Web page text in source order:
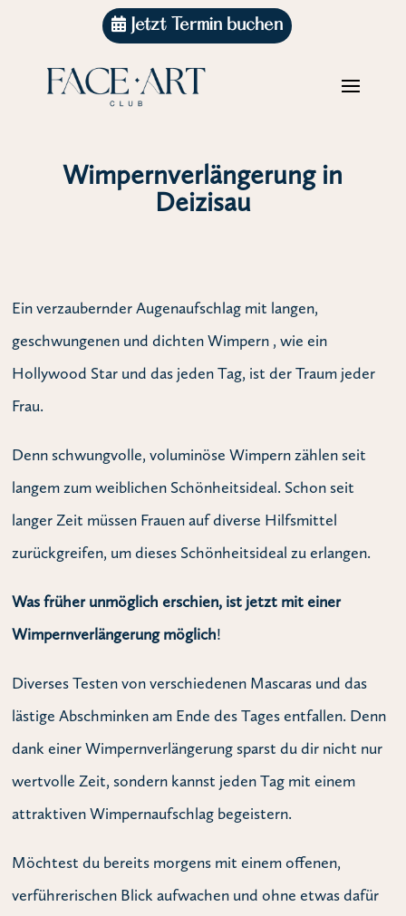
Jetzt Termin buchen
Wimpernverlängerung in
Deizisau
Ein verzaubernder Augenaufschlag mit langen,
geschwungenen und dichten Wimpern , wie ein
Hollywood Star und das jeden Tag, ist der Traum jeder
Frau.
Denn schwungvolle, voluminöse Wimpern zählen seit
langem zum weiblichen Schönheitsideal. Schon seit
langer Zeit müssen Frauen auf diverse Hilfsmittel
zurückgreifen, um dieses Schönheitsideal zu erlangen.
Was früher unmöglich erschien, ist jetzt mit einer
Wimpernverlängerung möglich!
Diverses Testen von verschiedenen Mascaras und das
lästige Abschminken am Ende des Tages entfallen. Denn
dank einer Wimpernverlängerung sparst du dir nicht nur
wertvolle Zeit, sondern kannst jeden Tag mit einem
attraktiven Wimpernaufschlag begeistern.
Möchtest du bereits morgens mit einem offenen,
verführerischen Blick aufwachen und ohne etwas dafür